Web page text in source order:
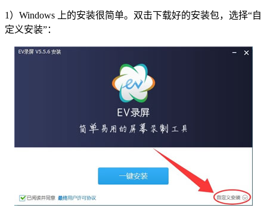
1）Windows 上的安装很简单。双击下载好的安装包，选择“自
定义安装”：